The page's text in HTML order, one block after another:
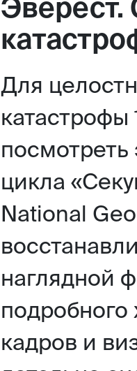
Для
катастрофы
посмотреть
цикла
National
наглядной
кадров и